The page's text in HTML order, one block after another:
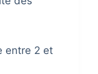
entre 2 et